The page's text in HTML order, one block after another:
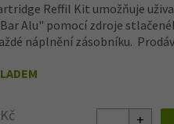
Reffil Kit umožňuje
Alu" pomocí zdroje
náplnění zásobníku.